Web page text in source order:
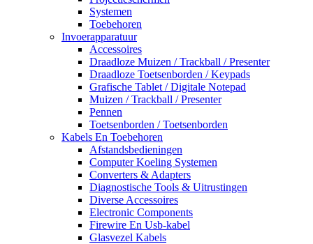
Systemen
Toebehoren
Invoerapparatuur
Accessoires
Draadloze Muizen / Trackball / Presenter
Draadloze Toetsenborden / Keypads
Grafische Tablet / Digitale Notepad
Muizen / Trackball / Presenter
Pennen
Toetsenborden / Toetsenborden
Kabels En Toebehoren
Afstandsbedieningen
Computer Koeling Systemen
Converters & Adapters
Diagnostische Tools & Uitrustingen
Diverse Accessoires
Electronic Components
Firewire En Usb-kabel
Glasvezel Kabels